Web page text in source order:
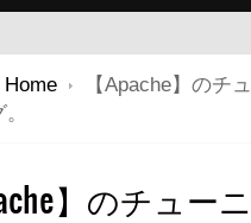
Home
【Apache】のチュ
】のチューニ